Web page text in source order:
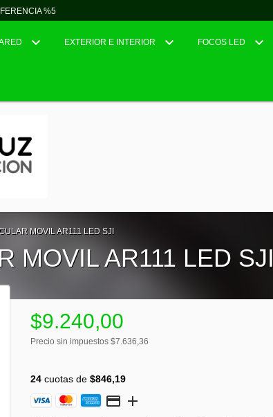
%5
EXTERIOR E INTERIOR FOCOS LED
MOVIL AR111 LED SJI
MOVIL AR111 LED SJI
$9.240,00
Precio sin impuestos $7.636,36
24cuotas de $846,19